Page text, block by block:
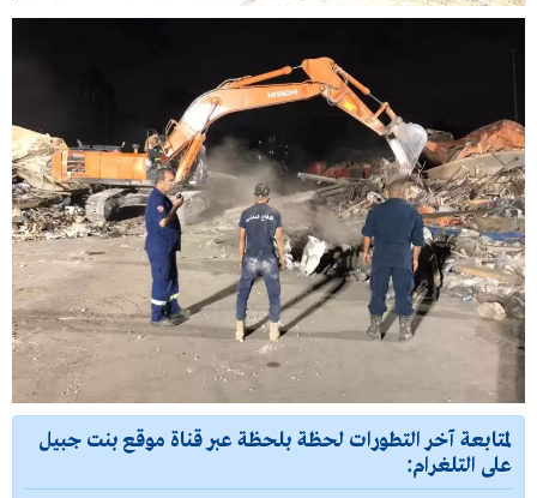
لمتابعة آخر التطورات لحظة بلحظة عبر قناة موقع بنت جبيل
على التلغرام: